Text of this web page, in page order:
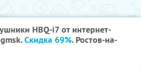
HBQ-i7 от интернет-
Скидка 69%. Ростов-на-